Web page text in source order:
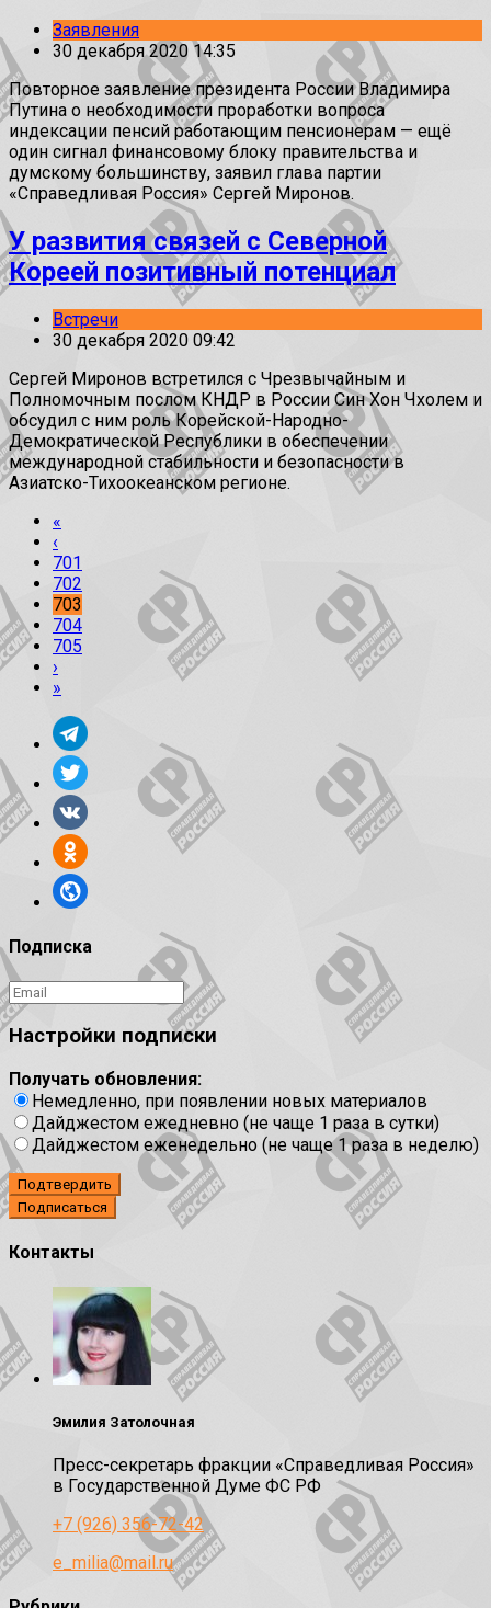
Заявления
30 декабря 2020 14:35
Повторное заявление президента России Владимира
Путина о необходимости проработки вопроса
индексации пенсий работающим пенсионерам — ещё
один сигнал финансовому блоку правительства и
думскому большинству, заявил глава партии
«Справедливая Россия» Сергей Миронов.
У развития связей с Северной
Кореей позитивный потенциал
Встречи
30 декабря 2020 09:42
Сергей Миронов встретился с Чрезвычайным и
Полномочным послом КНДР в России Син Хон Чхолем и
обсудил с ним роль Корейской-Народно-
Демократической Республики в обеспечении
международной стабильности и безопасности в
Азиатско-Тихоокеанском регионе.
«
‹
701
702
703
704
705
›
»
Подписка
Настройки подписки
Получать обновления:
Немедленно, при появлении новых материалов
Дайджестом ежедневно (не чаще 1 раза в сутки)
Дайджестом еженедельно (не чаще 1 раза в неделю)
Подтвердить
Контакты
Эмилия Затолочная
Пресс-секретарь фракции «Справедливая Россия»
в Государственной Думе ФС РФ
+7 (926) 356-72-42
e_milia@mail.ru